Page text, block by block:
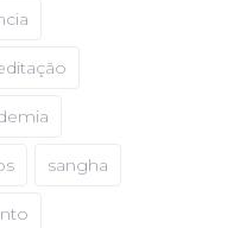
sangha